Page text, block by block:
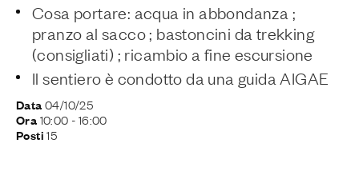
Cosa portare: acqua in abbondanza ;
pranzo al sacco ; bastoncini da trekking
(consigliati) ; ricambio a fine escursione
Il sentiero è condotto da una guida AIGAE
Data04/10/25
Ora10:00 - 16:00
Posti15